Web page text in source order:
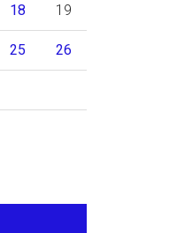
18 19
25 26